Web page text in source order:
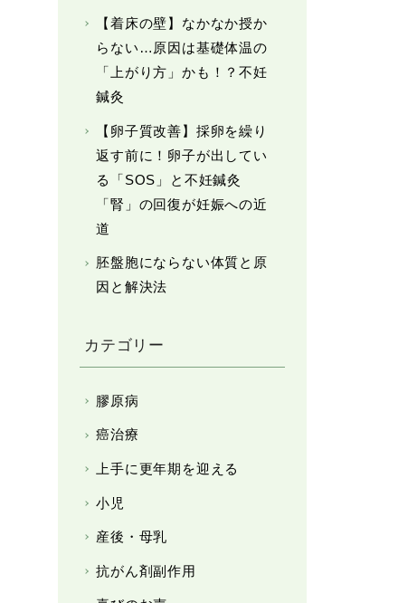
【着床の壁】なかなか授か
らない…原因は基礎体温の
「上がり方」かも！？不妊
鍼灸
【卵子質改善】採卵を繰り
返す前に！卵子が出してい
る「SOS」と不妊鍼灸
「腎」の回復が妊娠への近
道
胚盤胞にならない体質と原
因と解決法
カテゴリー
膠原病
癌治療
上手に更年期を迎える
小児
産後・母乳
抗がん剤副作用